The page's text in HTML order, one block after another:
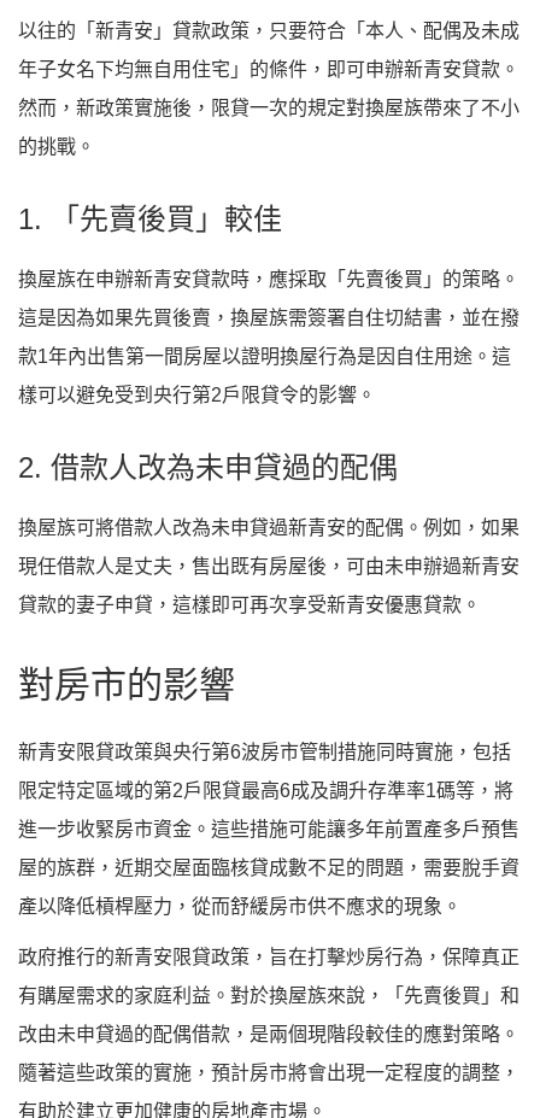
以往的「新青安」貸款政策，只要符合「本人、配偶及未成
年子女名下均無自用住宅」的條件，即可申辦新青安貸款。
然而，新政策實施後，限貸一次的規定對換屋族帶來了不小
的挑戰。
1. 「先賣後買」較佳
換屋族在申辦新青安貸款時，應採取「先賣後買」的策略。
這是因為如果先買後賣，換屋族需簽署自住切結書，並在撥
款1年內出售第一間房屋以證明換屋行為是因自住用途。這
樣可以避免受到央行第2戶限貸令的影響。
2. 借款人改為未申貸過的配偶
換屋族可將借款人改為未申貸過新青安的配偶。例如，如果
現任借款人是丈夫，售出既有房屋後，可由未申辦過新青安
貸款的妻子申貸，這樣即可再次享受新青安優惠貸款。
對房市的影響
新青安限貸政策與央行第6波房市管制措施同時實施，包括
限定特定區域的第2戶限貸最高6成及調升存準率1碼等，將
進一步收緊房市資金。這些措施可能讓多年前置產多戶預售
屋的族群，近期交屋面臨核貸成數不足的問題，需要脫手資
產以降低槓桿壓力，從而舒緩房市供不應求的現象。
政府推行的新青安限貸政策，旨在打擊炒房行為，保障真正
有購屋需求的家庭利益。對於換屋族來說，「先賣後買」和
改由未申貸過的配偶借款，是兩個現階段較佳的應對策略。
隨著這些政策的實施，預計房市將會出現一定程度的調整，
有助於建立更加健康的房地產市場。